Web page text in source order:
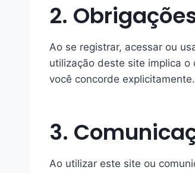
2.
Ao se registrar, acessar ou
utilização deste site implica o
você concorde explicitamente.
3.
Ao utilizar este site ou